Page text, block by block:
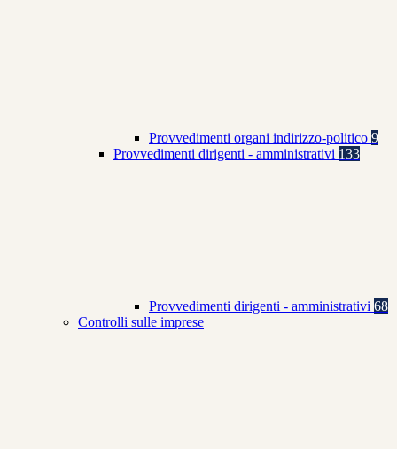
Provvedimenti organi indirizzo-politico 9
Provvedimenti dirigenti - amministrativi 133
Provvedimenti dirigenti - amministrativi 68
Controlli sulle imprese